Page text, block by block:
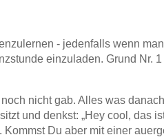
- jedenfalls wenn
einzuladen. Grund Nr.
nicht gab. Alles was
und denkst: „Hey cool, das
Du aber mit einer